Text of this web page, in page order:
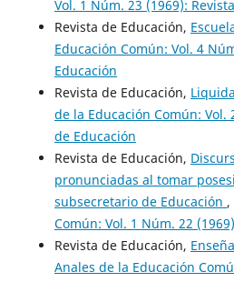
Vol. 1 Núm. 23 (1969):
Revista de Educación,
Educación Común: Vol. 4
Educación
Revista de Educación,
de la Educación Común: Vol.
de Educación
Revista de Educación,
pronunciadas al tomar
subsecretario de Educación ,
Común: Vol. 1 Núm. 22
Revista de Educación,
Anales de la Educación